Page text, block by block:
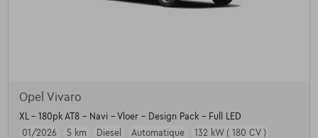
Opel Vivaro
XL - 180pk AT8 - Navi - Vloer - Design Pack - Full LED
01/2026
5 km Diesel Automatique 132 kW ( 180 CV )